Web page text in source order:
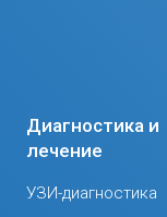
Диагностика и
лечение
УЗИ-диагностика